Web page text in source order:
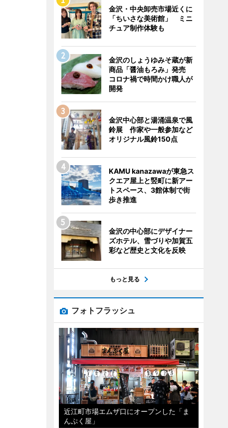
金沢・中央卸売市場近くに
「ちいさな美術館」 ミニ
チュア制作体験も
金沢のしょうゆみそ蔵が新
商品「醤油もろみ」発売
コロナ禍で時間かけ職人が
開発
金沢中心部と湯涌温泉で風
鈴展 作家や一般参加など
オリジナル風鈴150点
KAMU kanazawaが東急ス
クエア屋上と竪町に新アー
トスペース、3館体制で街
歩き推進
金沢の中心部にデザイナー
ズホテル、雪づりや加賀五
彩など歴史と文化を反映
もっと見る
フォトフラッシュ
近江町市場エムザ口にオープンした「ま
んぷく屋」